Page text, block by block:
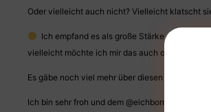
Oder vielleicht auch nicht? Vielleicht klatscht
Ich empfand es als große Stärke des
vielleicht möchte ich mir das auch offen halten.
Es gäbe noch viel mehr über diesen
Ich bin sehr froh und dem @eichbornverlag